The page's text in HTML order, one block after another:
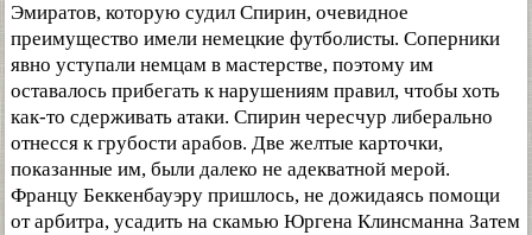
Эмиратов, которую судил Спирин, очевидное
преимущество имели немецкие футболисты. Соперники
явно уступали немцам в мастерстве, поэтому им
оставалось прибегать к нарушениям правил, чтобы хоть
как-то сдерживать атаки. Спирин чересчур либерально
отнесся к грубости арабов. Две желтые карточки,
показанные им, были далеко не адекватной мерой.
Францу Беккенбауэру пришлось, не дожидаясь помощи
от арбитра, усадить на скамью Юргена Клинсманна Затем